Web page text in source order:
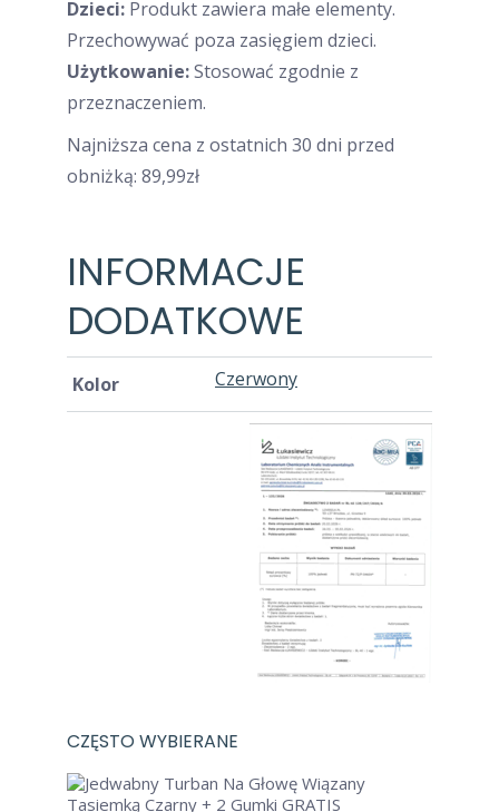
Dzieci: Produkt zawiera małe elementy.
Przechowywać poza zasięgiem dzieci.
Użytkowanie:Stosować zgodnie z
przeznaczeniem.
Najniższa cena z ostatnich 30 dni przed
obniżką: 89,99zł
INFORMACJE
DODATKOWE
Kolor Czerwony
CZĘSTO WYBIERANE